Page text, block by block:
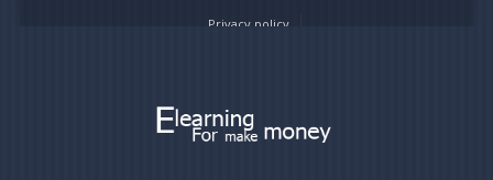
Privacy policy